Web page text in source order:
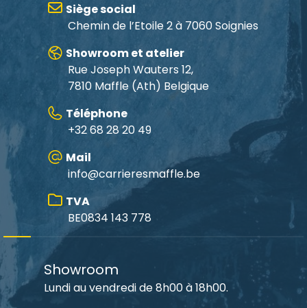
Siège social
Chemin de l’Etoile 2 à 7060 Soignies
Showroom et atelier
Rue Joseph Wauters 12,
7810 Maffle (Ath) Belgique
Téléphone
+32 68 28 20 49
Mail
info@carrieresmaffle.be
TVA
BE0834 143 778
Showroom
Lundi au vendredi de 8h00 à 18h00.